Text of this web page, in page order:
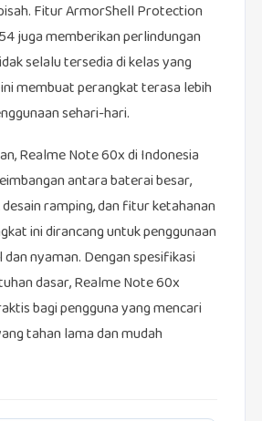
Fitur ArmorShell Protection
juga memberikan perlindungan
selalu tersedia di kelas yang
membuat perangkat terasa lebih
sehari-hari.
Realme Note 60x di Indonesia
antara baterai besar,
ramping, dan fitur ketahanan
ini dirancang untuk penggunaan
nyaman. Dengan spesifikasi
dasar, Realme Note 60x
bagi pengguna yang mencari
tahan lama dan mudah